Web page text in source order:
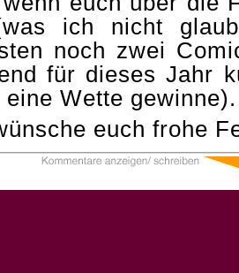
ich nicht
noch zwei
für dieses Jahr
eine Wette
euch frohe